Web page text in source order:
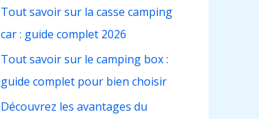
Tout savoir sur la casse camping
car : guide complet 2026
Tout savoir sur le camping box :
guide complet pour bien choisir
Découvrez les avantages du